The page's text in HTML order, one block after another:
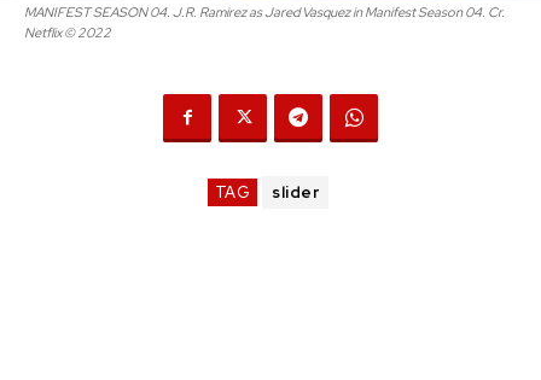
MANIFEST SEASON 04. J.R. Ramirez as Jared Vasquez in Manifest Season 04. Cr.
Netflix © 2022
TAG slider